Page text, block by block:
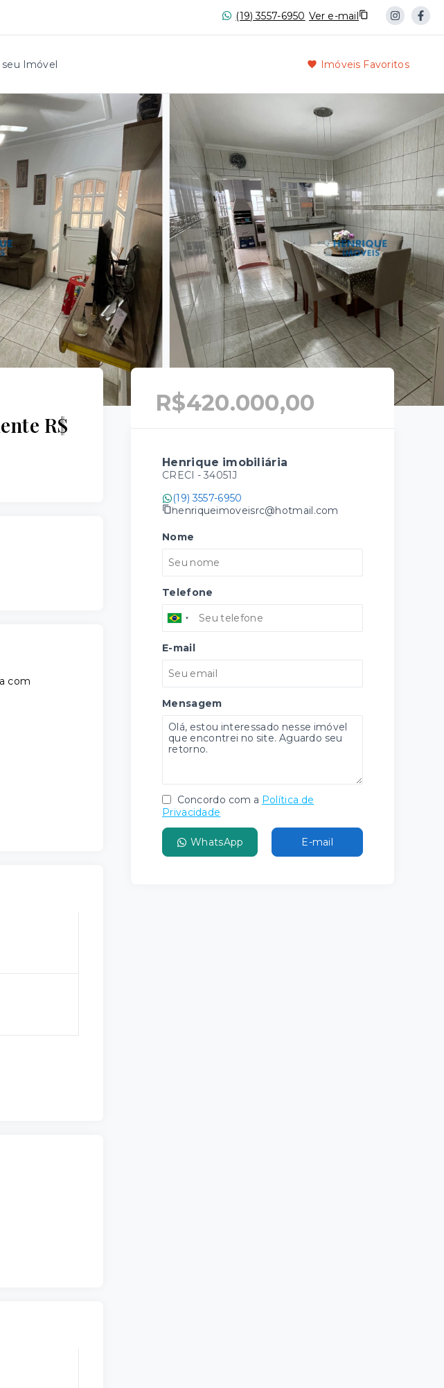
(19) 3557-6950 Ver e-mail
Imóvel Imóveis Favoritos
R$
com
R$420.000,00
Henrique imobiliária
CRECI - 34051J
(19) 3557-6950
henriqueimoveisrc@hotmail.com
Nome
Telefone
E-mail
Mensagem
Concordo com a Política de
Privacidade
WhatsApp E-mail